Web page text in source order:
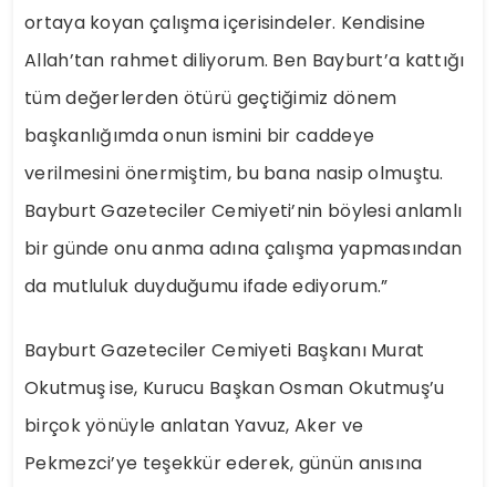
ortaya koyan çalışma içerisindeler. Kendisine
Allah’tan rahmet diliyorum. Ben Bayburt’a kattığı
tüm değerlerden ötürü geçtiğimiz dönem
başkanlığımda onun ismini bir caddeye
verilmesini önermiştim, bu bana nasip olmuştu.
Bayburt Gazeteciler Cemiyeti’nin böylesi anlamlı
bir günde onu anma adına çalışma yapmasından
da mutluluk duyduğumu ifade ediyorum.”
Bayburt Gazeteciler Cemiyeti Başkanı Murat
Okutmuş ise, Kurucu Başkan Osman Okutmuş’u
birçok yönüyle anlatan Yavuz, Aker ve
Pekmezci’ye teşekkür ederek, günün anısına